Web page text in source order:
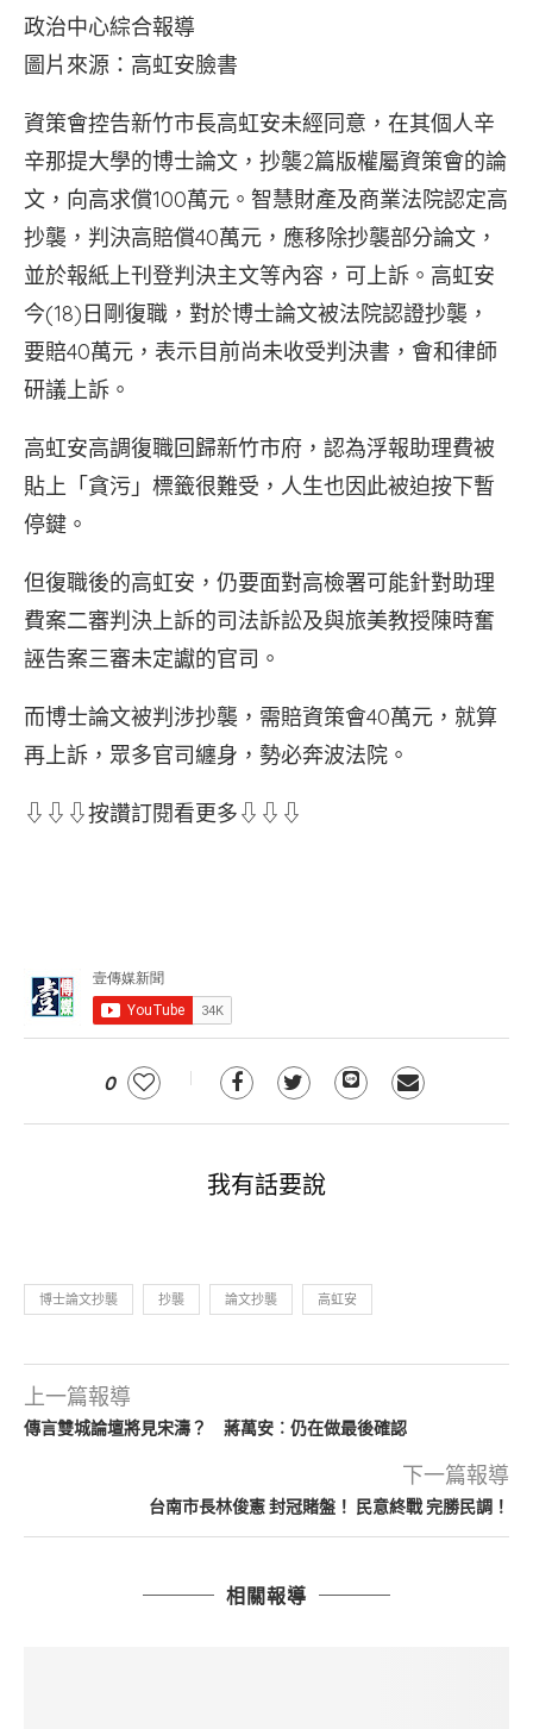
政治中心綜合報導
圖片來源：高虹安臉書
資策會控告新竹市長高虹安未經同意，在其個人辛
辛那提大學的博士論文，抄襲2篇版權屬資策會的論
文，向高求償100萬元。智慧財產及商業法院認定高
抄襲，判決高賠償40萬元，應移除抄襲部分論文，
並於報紙上刊登判決主文等內容，可上訴。高虹安
今(18)日剛復職，對於博士論文被法院認證抄襲，
要賠40萬元，表示目前尚未收受判決書，會和律師
研議上訴。
高虹安高調復職回歸新竹市府，認為浮報助理費被
貼上「貪污」標籤很難受，人生也因此被迫按下暫
停鍵。
但復職後的高虹安，仍要面對高檢署可能針對助理
費案二審判決上訴的司法訴訟及與旅美教授陳時奮
誣告案三審未定讞的官司。
而博士論文被判涉抄襲，需賠資策會40萬元，就算
再上訴，眾多官司纏身，勢必奔波法院。
⇩⇩⇩按讚訂閱看更多⇩⇩⇩
0
我有話要說
博士論文抄襲 抄襲 論文抄襲 高虹安
上一篇報導
傳言雙城論壇將見宋濤？ 蔣萬安︰仍在做最後確認
下一篇報導
台南市長林俊憲 封冠賭盤！ 民意終戰 完勝民調！
相關報導